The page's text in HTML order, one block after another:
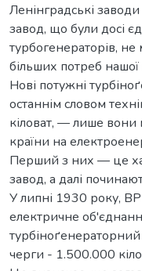
Ленінградські
завод, що були досі
турбогенераторів,
більших потреб нашої
Нові потужні
останнім словом
кіловат, — лише вони
країни на
Перший з них — це
завод, а далі
У липні 1930 року,
електричне
черги - 1.500.000